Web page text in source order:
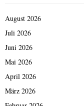
August 2026
Juli 2026
Juni 2026
Mai 2026
April 2026
März 2026